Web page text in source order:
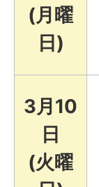
(月曜
日)
3月10
日
(火曜